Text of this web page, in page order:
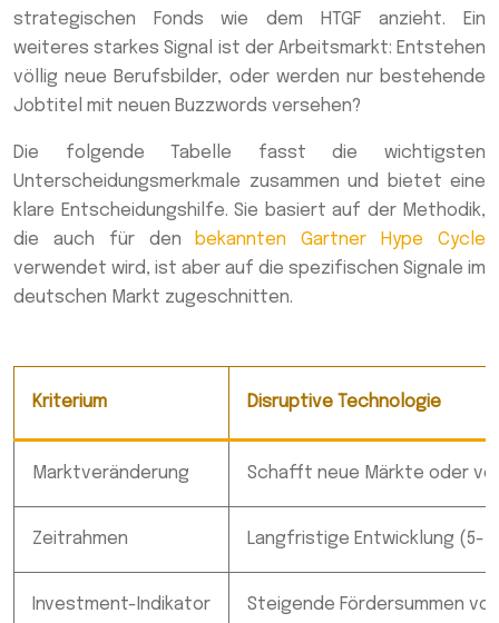
strategischen Fonds wie dem HTGF anzieht. Ein
weiteres starkes Signal ist der Arbeitsmarkt: Entstehen
völlig neue Berufsbilder, oder werden nur bestehende
Jobtitel mit neuen Buzzwords versehen?
Die folgende Tabelle fasst die wichtigsten
Unterscheidungsmerkmale zusammen und bietet eine
klare Entscheidungshilfe. Sie basiert auf der Methodik,
die auch für denbekannten Gartner Hype Cycle
verwendet wird, ist aber auf die spezifischen Signale im
deutschen Markt zugeschnitten.
Kriterium Disruptive Technologie
Marktveränderung Schafft neue Märkte oder
Zeitrahmen Langfristige Entwicklung (5-
Investment-Indikator Steigende Fördersummen vom